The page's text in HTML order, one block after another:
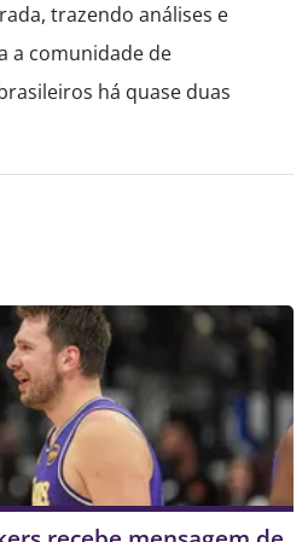
trazendo análises e
a comunidade de
há quase duas